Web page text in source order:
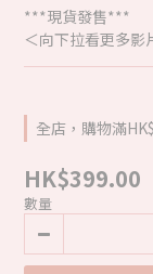
***現貨發售***
＜向下拉看更多影
全店，購物滿
HK$399.00
數量